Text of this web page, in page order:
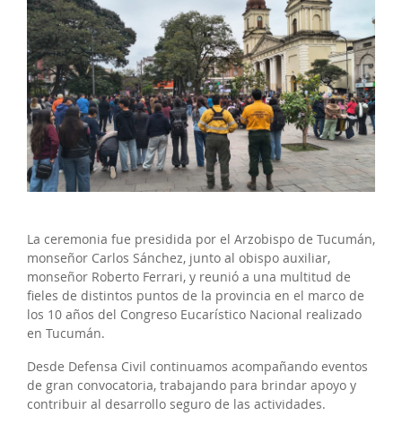
La ceremonia fue presidida por el Arzobispo de Tucumán,
monseñor Carlos Sánchez, junto al obispo auxiliar,
monseñor Roberto Ferrari, y reunió a una multitud de
fieles de distintos puntos de la provincia en el marco de
los 10 años del Congreso Eucarístico Nacional realizado
en Tucumán.
Desde Defensa Civil continuamos acompañando eventos
de gran convocatoria, trabajando para brindar apoyo y
contribuir al desarrollo seguro de las actividades.